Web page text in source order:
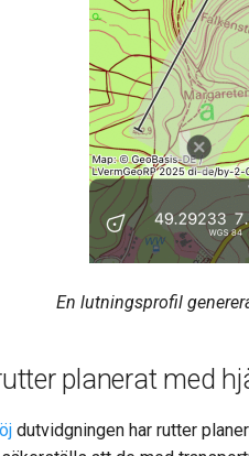
En lutningsprofil
planerat med
dutvidgningen har rutter